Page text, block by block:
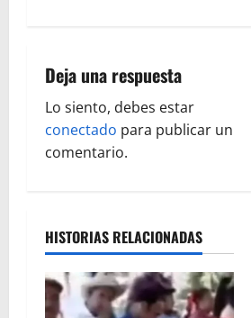
c
i
ó
d
e
Deja una respuesta
Lo siento, debes estar
conectado para publicar un
comentario.
HISTORIAS RELACIONADAS